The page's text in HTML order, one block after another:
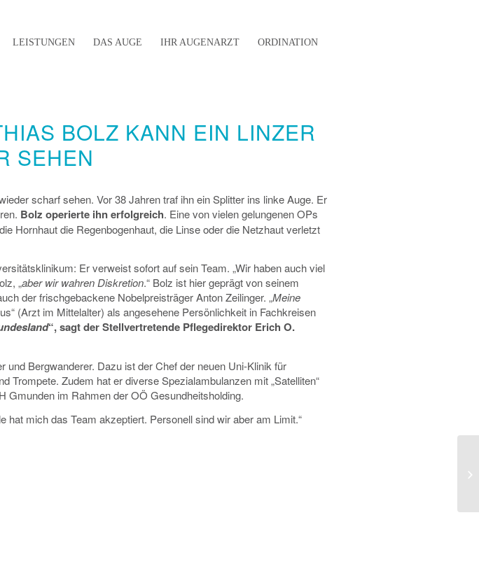
LEISTUNGEN DAS AUGE IHR AUGENARZT ORDINATION
BOLZ KANN EIN LINZER
SEHEN
scharf sehen. Vor 38 Jahren traf ihn ein Splitter ins linke Auge. Er
Bolz operierte ihn erfolgreich. Eine von vielen gelungenen OPs
Hornhaut die Regenbogenhaut, die Linse oder die Netzhaut verletzt
Er verweist sofort auf sein Team. „Wir haben auch viel
„aber wir wahren Diskretion.“ Bolz ist hier geprägt von seinem
der frischgebackene Nobelpreisträger Anton Zeilinger. „Meine
(Arzt im Mittelalter) als angesehene Persönlichkeit in Fachkreisen
“, sagt der Stellvertretende Pflegedirektor Erich O.
Bergwanderer. Dazu ist der Chef der neuen Uni-Klinik für
Zudem hat er diverse Spezialambulanzen mit „Satelliten“
Gmunden im Rahmen der OÖ Gesundheitsholding.
hat mich das Team akzeptiert. Personell sind wir aber am Limit.“